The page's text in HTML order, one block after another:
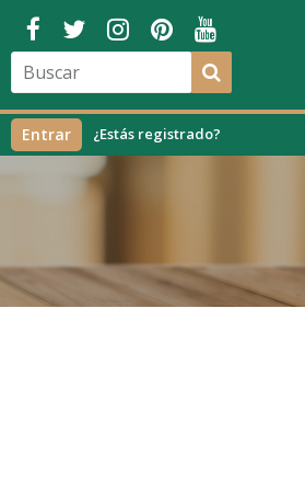
¿Estás registrado?
Entrar